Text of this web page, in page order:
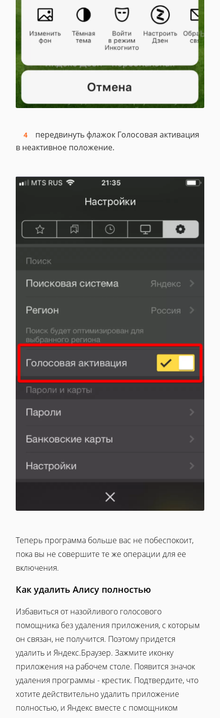
передвинуть флажок Голосовая активация
в неактивное положение.
Теперь программа больше вас не побеспокоит,
пока вы не совершите те же операции для ее
включения.
Как удалить Алису полностью
Избавиться от назойливого голосового
помощника без удаления приложения, с которым
он связан, не получится. Поэтому придется
удалить и Яндекс.Браузер. Зажмите иконку
приложения на рабочем столе. Появится значок
удаления программы - крестик. Подтвердите, что
хотите действительно удалить приложение
полностью, и Яндекс вместе с помощником